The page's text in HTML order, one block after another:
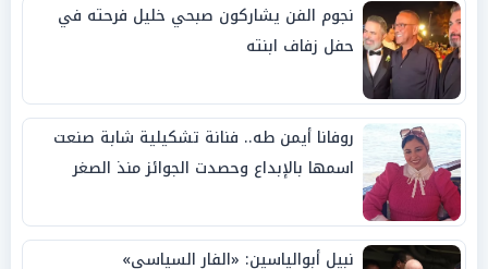
نجوم الفن يشاركون صبحي خليل فرحته في
حفل زفاف ابنته
روفانا أيمن طه.. فنانة تشكيلية شابة صنعت
اسمها بالإبداع وحصدت الجوائز منذ الصغر
نبيل أبوالياسين: «الفار السياسي»